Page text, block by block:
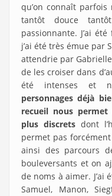
qu’on connaît parfois
tantôt douce
passionnante. J’ai
j’ai été très émue par
attendrie par
de les croiser dans
été intenses et
personnages déjà
recueil nous permet
plus discrets dont
permet pas
ainsi des parcours
bouleversants et on
de noms à aimer.
Samuel, Manon,